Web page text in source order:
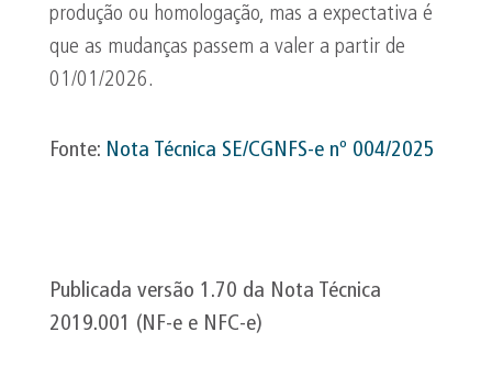
produção ou homologação, mas a expectativa é
que as mudanças passem a valer a partir de
01/01/2026.
Fonte: Nota Técnica SE/CGNFS-e nº 004/2025
Publicada versão 1.70 da Nota Técnica
2019.001 (NF-e e NFC-e)